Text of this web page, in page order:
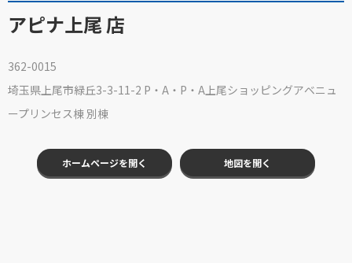
アピナ上尾 店
362-0015
埼玉県上尾市緑丘3-3-11-2 P・A・P・A上尾ショッピングアベニュ
ープリンセス棟 別棟
ホームページを開く 地図を開く